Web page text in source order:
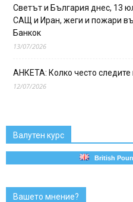
Светът и България днес, 13
САЩ и Иран, жеги и пожари
Банкок
13/07/2026
АНКЕТА: Колко често следите
12/07/2026
Валутен курс
British
Вашето мнение?